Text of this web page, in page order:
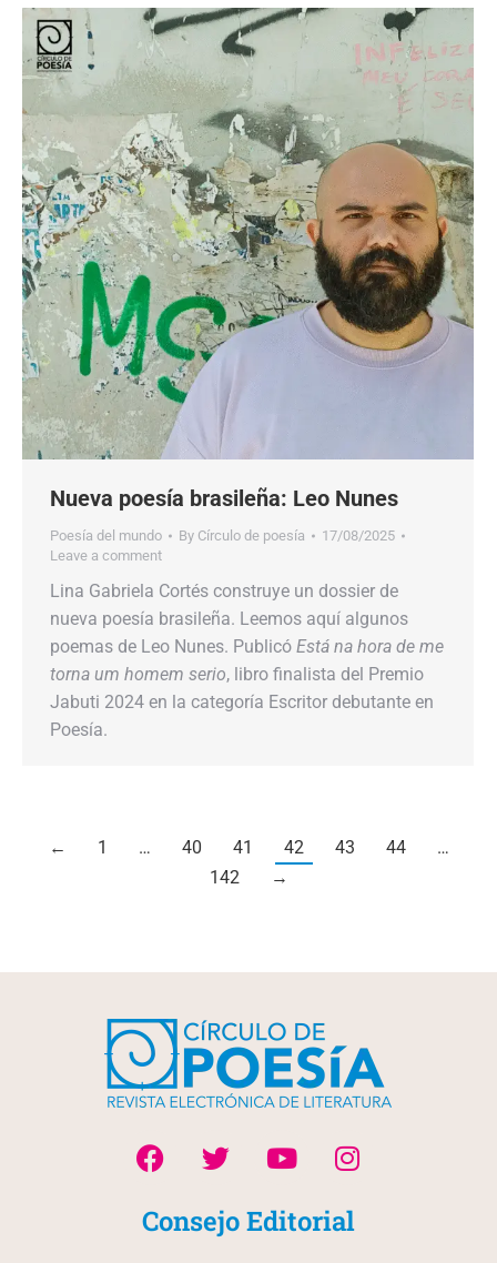
Nueva poesía brasileña: Leo Nunes
Poesía del mundo By Círculo de poesía
17/08/2025
Leave a comment
Lina Gabriela Cortés construye un dossier de
nueva poesía brasileña. Leemos aquí algunos
poemas de Leo Nunes. Publicó Está na hora de me
torna um homem serio, libro finalista del Premio
Jabuti 2024 en la categoría Escritor debutante en
Poesía.
← 1 … 40 41 42 43 44
…
142
→
Consejo Editorial